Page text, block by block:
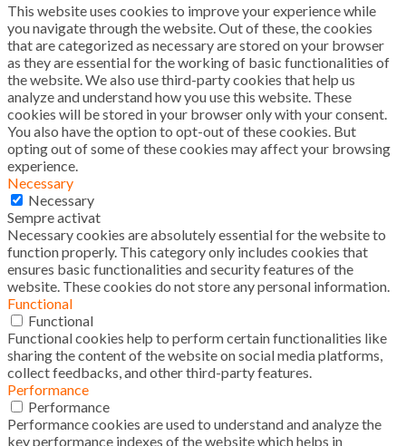
This website uses cookies to improve your experience while
you navigate through the website. Out of these, the cookies
that are categorized as necessary are stored on your browser
as they are essential for the working of basic functionalities of
the website. We also use third-party cookies that help us
analyze and understand how you use this website. These
cookies will be stored in your browser only with your consent.
You also have the option to opt-out of these cookies. But
opting out of some of these cookies may affect your browsing
experience.
Necessary
Necessary
Sempre activat
Necessary cookies are absolutely essential for the website to
function properly. This category only includes cookies that
ensures basic functionalities and security features of the
website. These cookies do not store any personal information.
Functional
Functional
Functional cookies help to perform certain functionalities like
sharing the content of the website on social media platforms,
collect feedbacks, and other third-party features.
Performance
Performance
Performance cookies are used to understand and analyze the
key performance indexes of the website which helps in